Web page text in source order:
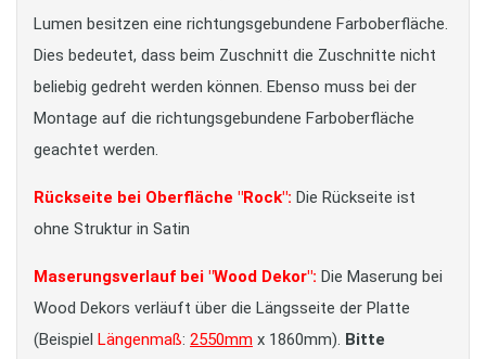
Lumen besitzen eine richtungsgebundene Farboberfläche.
Dies bedeutet, dass beim Zuschnitt die Zuschnitte nicht
beliebig gedreht werden können. Ebenso muss bei der
Montage auf die richtungsgebundene Farboberfläche
geachtet werden.
Rückseite bei Oberfläche "Rock": Die Rückseite ist
ohne Struktur in Satin
Maserungsverlauf bei "Wood Dekor": Die Maserung bei
Wood Dekors verläuft über die Längsseite der Platte
(Beispiel Längenmaß: 2550mm x 1860mm). Bitte